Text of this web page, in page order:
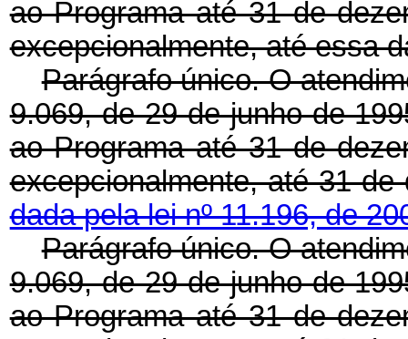
ao Programa até 31 de
excepcionalmente, até essa
Parágrafo único. O
9.069, de 29 de junho de
ao Programa até 31 de
excepcionalmente, até
dada pela lei nº 11.196, de
Parágrafo único. O
9.069, de 29 de junho de
ao Programa até 31 de